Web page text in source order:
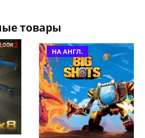
товары
НА АНГЛ.